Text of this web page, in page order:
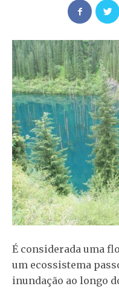
É considerada uma
um ecossistema
inundação ao longo